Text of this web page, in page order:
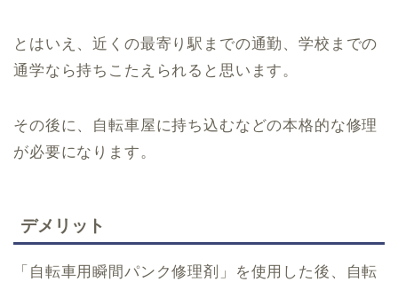
とはいえ、近くの最寄り駅までの通勤、学校までの
通学なら持ちこたえられると思います。
その後に、自転車屋に持ち込むなどの本格的な修理
が必要になります。
デメリット
「自転車用瞬間パンク修理剤」を使用した後、自転